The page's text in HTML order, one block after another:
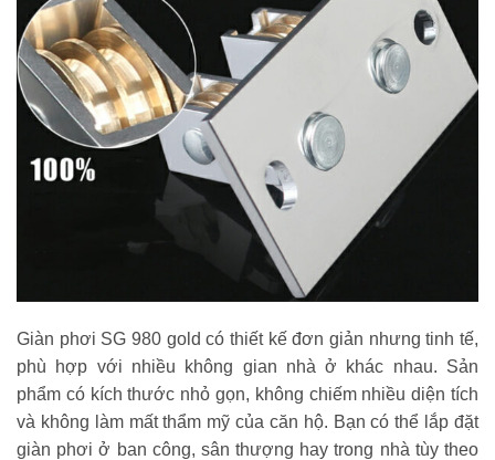
Giàn phơi SG 980 gold có thiết kế đơn giản nhưng tinh tế,
phù hợp với nhiều không gian nhà ở khác nhau. Sản
phẩm có kích thước nhỏ gọn, không chiếm nhiều diện tích
và không làm mất thẩm mỹ của căn hộ. Bạn có thể lắp đặt
giàn phơi ở ban công, sân thượng hay trong nhà tùy theo